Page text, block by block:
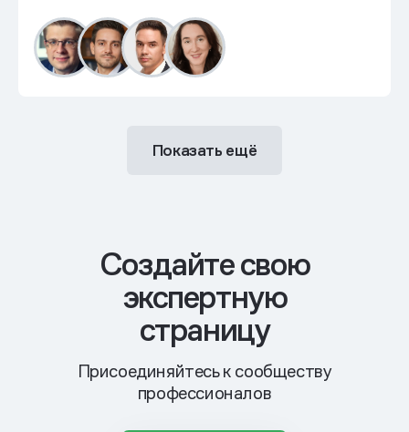
Показать ещё
Cоздайте свою
экспертную
страницу
Присоединяйтесь к сообществу
профессионалов